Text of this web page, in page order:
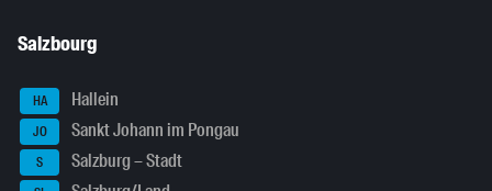
Salzbourg
HA Hallein
JO Sankt Johann im Pongau
S Salzburg – Stadt